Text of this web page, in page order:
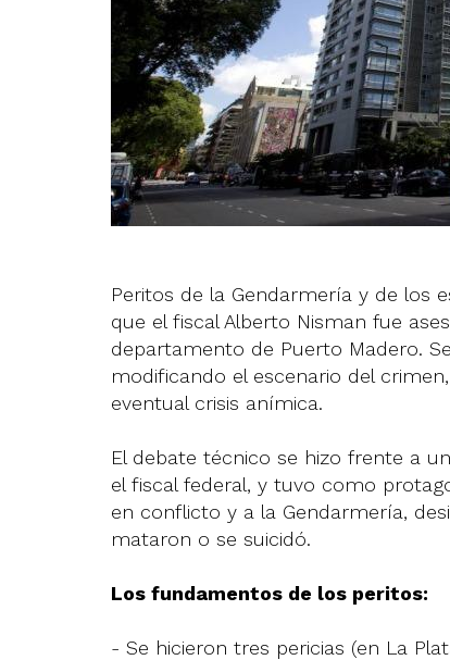
Peritos de la Gendarmería y de los
que el fiscal Alberto Nisman fue
departamento de Puerto Madero.
modificando el escenario del
eventual crisis anímica.
El debate técnico se hizo frente a
el fiscal federal, y tuvo como
en conflicto y a la Gendarmería,
mataron o se suicidó.
Los fundamentos de los peritos:
- Se hicieron tres pericias (en La